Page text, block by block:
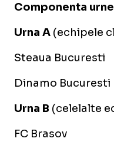
Componenta
Urna A(echipele
Steaua Bucuresti
Dinamo Bucuresti
Urna B (celelalte
FC Brasov